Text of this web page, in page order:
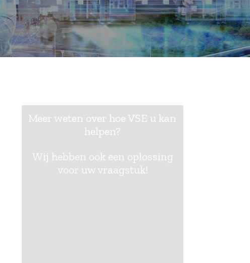
Meer weten over hoe VSE u kan
helpen?
Wij hebben ook een oplossing
voor uw vraagstuk!